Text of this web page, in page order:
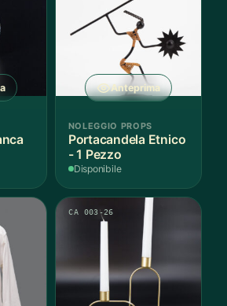
Anteprima
NOLEGGIO PROPS
Portacandela Etnico
- 1 Pezzo
Disponibile
CA 003-26